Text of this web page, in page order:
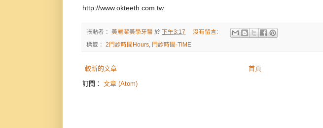
http://www.okteeth.com.tw
張貼者： 美麗潔美學牙醫 於 下午3:17
沒有留言:
標籤： 2門診時間Hours 門診時間-TIME
較新的文章 首頁
訂閱： 文章 (Atom)